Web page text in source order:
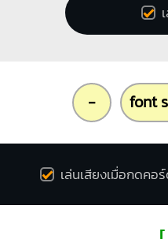
- font
เล่นเสียงเมื่อกดคอ